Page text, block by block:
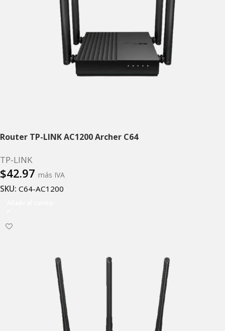
Router TP-LINK AC1200 Archer C64
TP-LINK
$42.97 más IVA
SKU: C64-AC1200